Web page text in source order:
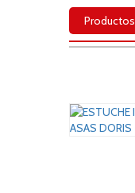
Productos